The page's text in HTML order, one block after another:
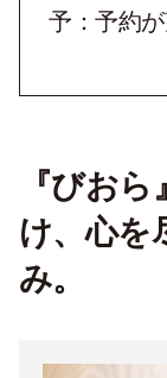
予：予約
『びお
け、心を
み。